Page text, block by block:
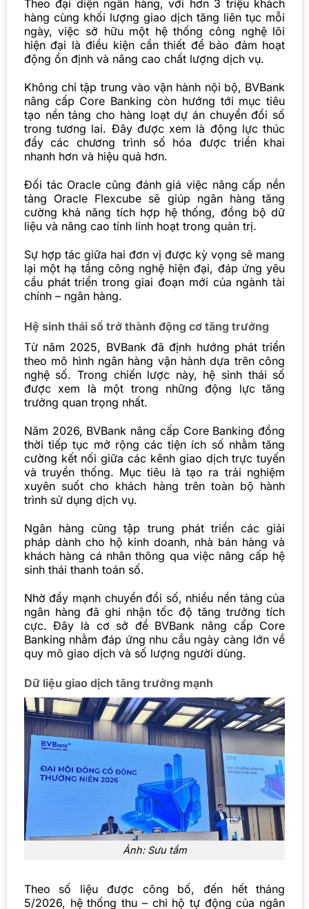
Theo đại diện ngân hàng, với hơn 3 triệu khách
hàng cùng khối lượng giao dịch tăng liên tục mỗi
ngày, việc sở hữu một hệ thống công nghệ lõi
hiện đại là điều kiện cần thiết để bảo đảm hoạt
động ổn định và nâng cao chất lượng dịch vụ.
Không chỉ tập trung vào vận hành nội bộ, BVBank
nâng cấp Core Banking còn hướng tới mục tiêu
tạo nền tảng cho hàng loạt dự án chuyển đổi số
trong tương lai. Đây được xem là động lực thúc
đẩy các chương trình số hóa được triển khai
nhanh hơn và hiệu quả hơn.
Đối tác Oracle cũng đánh giá việc nâng cấp nền
tảng Oracle Flexcube sẽ giúp ngân hàng tăng
cường khả năng tích hợp hệ thống, đồng bộ dữ
liệu và nâng cao tính linh hoạt trong quản trị.
Sự hợp tác giữa hai đơn vị được kỳ vọng sẽ mang
lại một hạ tầng công nghệ hiện đại, đáp ứng yêu
cầu phát triển trong giai đoạn mới của ngành tài
chính – ngân hàng.
Hệ sinh thái số trở thành động cơ tăng trưởng
Từ năm 2025, BVBank đã định hướng phát triển
theo mô hình ngân hàng vận hành dựa trên công
nghệ số. Trong chiến lược này, hệ sinh thái số
được xem là một trong những động lực tăng
trưởng quan trọng nhất.
Năm 2026, BVBank nâng cấp Core Banking đồng
thời tiếp tục mở rộng các tiện ích số nhằm tăng
cường kết nối giữa các kênh giao dịch trực tuyến
và truyền thống. Mục tiêu là tạo ra trải nghiệm
xuyên suốt cho khách hàng trên toàn bộ hành
trình sử dụng dịch vụ.
Ngân hàng cũng tập trung phát triển các giải
pháp dành cho hộ kinh doanh, nhà bán hàng và
khách hàng cá nhân thông qua việc nâng cấp hệ
sinh thái thanh toán số.
Nhờ đẩy mạnh chuyển đổi số, nhiều nền tảng của
ngân hàng đã ghi nhận tốc độ tăng trưởng tích
cực. Đây là cơ sở để BVBank nâng cấp Core
Banking nhằm đáp ứng nhu cầu ngày càng lớn về
quy mô giao dịch và số lượng người dùng.
Dữ liệu giao dịch tăng trưởng mạnh
Ảnh: Sưu tầm
Theo số liệu được công bố, đến hết tháng
5/2026, hệ thống thu – chi hộ tự động của ngân